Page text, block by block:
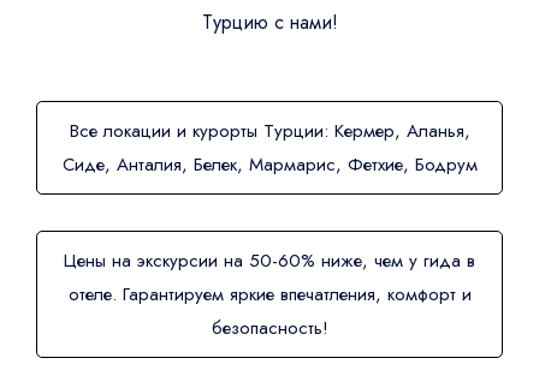
Турцию с нами!
Все локации и курорты Турции: Кермер, Аланья,
Сиде, Анталия, Белек, Мармарис, Фетхие, Бодрум
Цены на экскурсии на 50-60% ниже, чем у гида в
отеле. Гарантируем яркие впечатления, комфорт и
безопасность!